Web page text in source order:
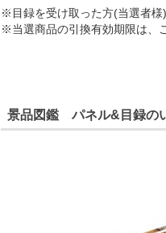
※目録を受け取った方(当選者様
※当選商品の引換有効期限は、
景品図鑑 パネル&目録の